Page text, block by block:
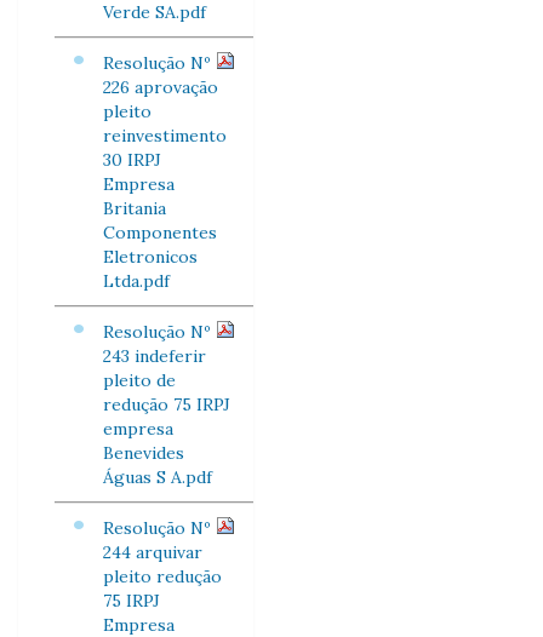
Verde SA.pdf
Resolução Nº
226 aprovação
pleito
reinvestimento
30 IRPJ
Empresa
Britania
Componentes
Eletronicos
Ltda.pdf
Resolução Nº
243 indeferir
pleito de
redução 75 IRPJ
empresa
Benevides
Águas S A.pdf
Resolução Nº
244 arquivar
pleito redução
75 IRPJ
Empresa